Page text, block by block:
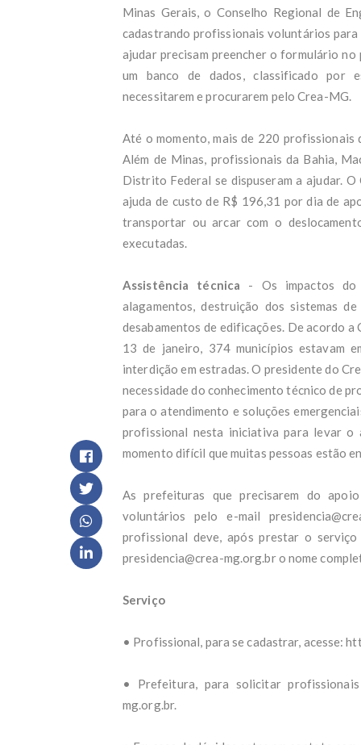
do
A
CNJ
Por
Minas Gerais, o Conselho Regional de
cadastrando profissionais voluntários
ajudar precisam preencher o formulário
um banco de dados, classificado por
necessitarem e procurarem pelo Crea-MG.
Até o momento, mais de 220
Além de Minas, profissionais da Bahia,
Distrito Federal se dispuseram a ajudar.
ajuda de custo de R$ 196,31 por dia de
transportar ou arcar com o
executadas.
Assistência técnica - Os impactos do
alagamentos, destruição dos sistemas
desabamentos de edificações. De acordo
13 de janeiro, 374 municípios estavam
interdição em estradas. O presidente do
necessidade do conhecimento técnico de
para o atendimento e soluções
profissional nesta iniciativa para levar o
momento difícil que muitas pessoas estão
As prefeituras que precisarem do
voluntários pelo e-mail
profissional deve, após prestar o
presidencia@crea-mg.org.br o nome
Serviço
• Profissional, para se cadastrar, acesse:
• Prefeitura, para solicitar
mg.org.br.